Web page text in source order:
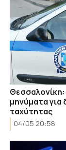
μηνύματα
ταχύτητας
04/05 20:58